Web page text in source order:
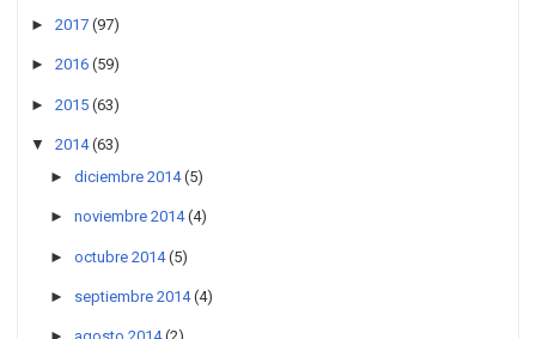
► 2017 (97)
► 2016 (59)
► 2015 (63)
▼ 2014 (63)
► diciembre 2014 (5)
► noviembre 2014 (4)
► octubre 2014 (5)
► septiembre 2014 (4)